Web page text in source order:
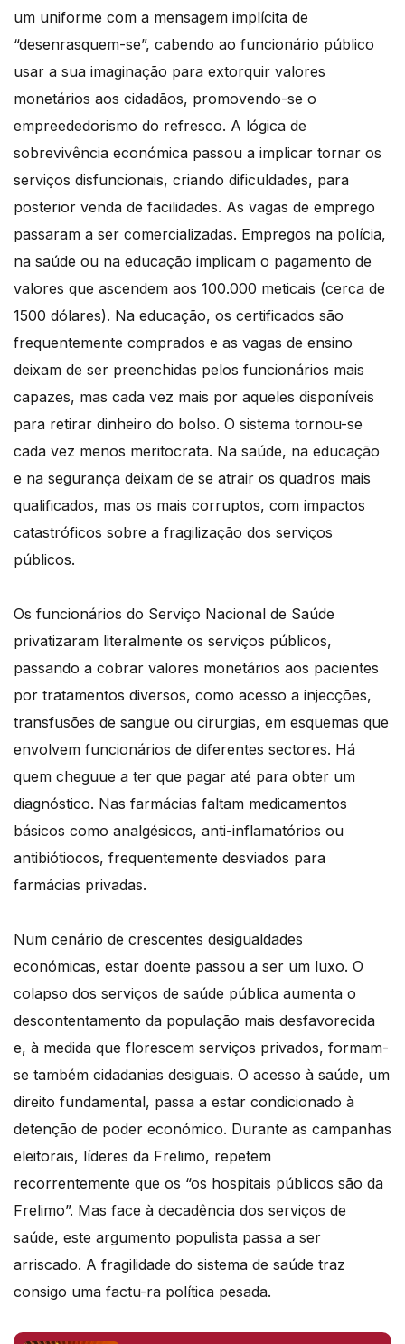
um uniforme com a mensagem implícita de
“desenrasquem-se”, cabendo ao funcionário público
usar a sua imaginação para extorquir valores
monetários aos cidadãos, promovendo-se o
empreededorismo do refresco. A lógica de
sobrevivência económica passou a implicar tornar os
serviços disfuncionais, criando dificuldades, para
posterior venda de facilidades. As vagas de emprego
passaram a ser comercializadas. Empregos na polícia,
na saúde ou na educação implicam o pagamento de
valores que ascendem aos 100.000 meticais (cerca de
1500 dólares). Na educação, os certificados são
frequentemente comprados e as vagas de ensino
deixam de ser preenchidas pelos funcionários mais
capazes, mas cada vez mais por aqueles disponíveis
para retirar dinheiro do bolso. O sistema tornou-se
cada vez menos meritocrata. Na saúde, na educação
e na segurança deixam de se atrair os quadros mais
qualificados, mas os mais corruptos, com impactos
catastróficos sobre a fragilização dos serviços
públicos.
Os funcionários do Serviço Nacional de Saúde
privatizaram literalmente os serviços públicos,
passando a cobrar valores monetários aos pacientes
por tratamentos diversos, como acesso a injecções,
transfusões de sangue ou cirurgias, em esquemas que
envolvem funcionários de diferentes sectores. Há
quem cheguue a ter que pagar até para obter um
diagnóstico. Nas farmácias faltam medicamentos
básicos como analgésicos, anti-inflamatórios ou
antibiótiocos, frequentemente desviados para
farmácias privadas.
Num cenário de crescentes desigualdades
económicas, estar doente passou a ser um luxo. O
colapso dos serviços de saúde pública aumenta o
descontentamento da população mais desfavorecida
e, à medida que florescem serviços privados, formam-
se também cidadanias desiguais. O acesso à saúde, um
direito fundamental, passa a estar condicionado à
detenção de poder económico. Durante as campanhas
eleitorais, líderes da Frelimo, repetem
recorrentemente que os “os hospitais públicos são da
Frelimo”. Mas face à decadência dos serviços de
saúde, este argumento populista passa a ser
arriscado. A fragilidade do sistema de saúde traz
consigo uma factu-ra política pesada.